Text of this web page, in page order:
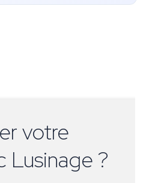
votre
Lusinage ?